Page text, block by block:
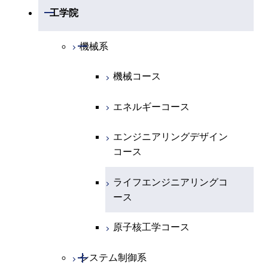
物理学系
物理学コース
化学コース
エネルギーコース
地球惑星科学コース
工学院
開閉
機械系
開閉
機械コース
エネルギーコース
エンジニアリングデザイン
コース
ライフエンジニアリングコ
ース
原子核工学コース
システム制御系
開閉